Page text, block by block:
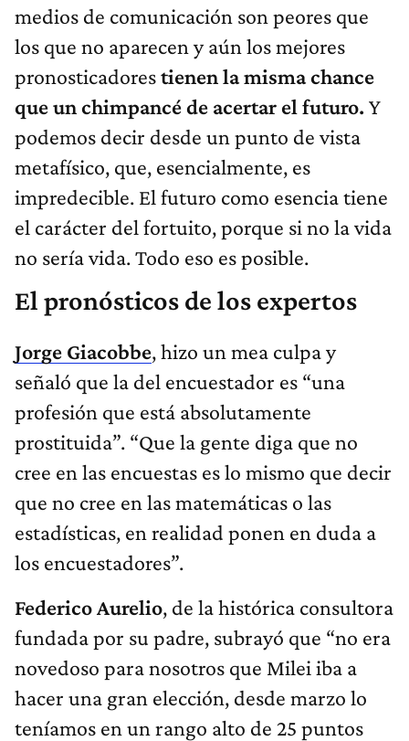
medios de comunicación son peores que
los que no aparecen y aún los mejores
pronosticadorestienen la misma chance
que un chimpancé de acertar el futuro. Y
podemos decir desde un punto de vista
metafísico, que, esencialmente, es
impredecible. El futuro como esencia tiene
el carácter del fortuito, porque si no la vida
no sería vida. Todo eso es posible.
El pronósticos de los expertos
Jorge Giacobbe, hizo un mea culpa y
señaló que la del encuestador es “una
profesión que está absolutamente
prostituida”. “Que la gente diga que no
cree en las encuestas es lo mismo que decir
que no cree en las matemáticas o las
estadísticas, en realidad ponen en duda a
los encuestadores”.
Federico Aurelio, de la histórica consultora
fundada por su padre, subrayó que “no era
novedoso para nosotros que Milei iba a
hacer una gran elección, desde marzo lo
teníamos en un rango alto de 25 puntos